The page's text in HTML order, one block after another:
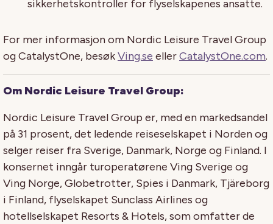
sikkerhetskontroller for flyselskapenes ansatte.
For mer informasjon om Nordic Leisure Travel Group
og CatalystOne, besøkVing.se ellerCatalystOne.com.
Om Nordic Leisure Travel Group:
Nordic Leisure Travel Group er, med en markedsandel
på 31 prosent, det ledende reiseselskapet i Norden og
selger reiser fra Sverige, Danmark, Norge og Finland. I
konsernet inngår turoperatørene Ving Sverige og
Ving Norge, Globetrotter, Spies i Danmark, Tjäreborg
i Finland, flyselskapet Sunclass Airlines og
hotellselskapet Resorts & Hotels, som omfatter de